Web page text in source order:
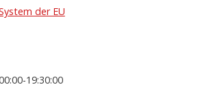
der EU
19:30:00